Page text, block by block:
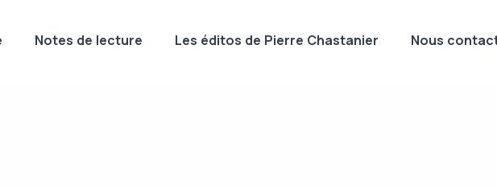
Notes de lecture Les éditos de Pierre Chastanier Nous